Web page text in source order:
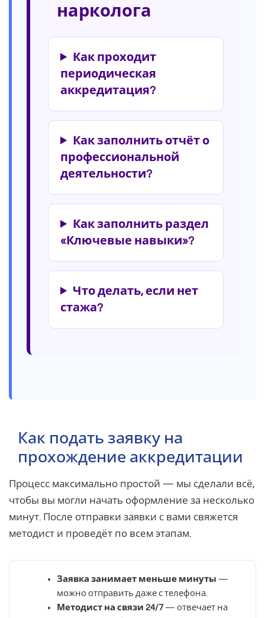
нарколога
Как проходит
периодическая
аккредитация?
Как заполнить отчёт о
профессиональной
деятельности?
Как заполнить раздел
«Ключевые навыки»?
Что делать, если нет
стажа?
Как подать заявку на
прохождение аккредитации
Процесс максимально простой — мы сделали всё,
чтобы вы могли начать оформление за несколько
минут. После отправки заявки с вами свяжется
методист и проведёт по всем этапам.
Заявка занимает меньше минуты —
можно отправить даже с телефона.
Методист на связи 24/7— отвечает на